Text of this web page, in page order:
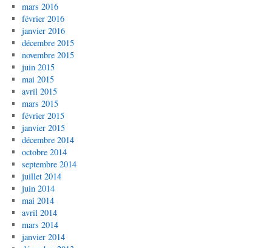
mars 2016
février 2016
janvier 2016
décembre 2015
novembre 2015
juin 2015
mai 2015
avril 2015
mars 2015
février 2015
janvier 2015
décembre 2014
octobre 2014
septembre 2014
juillet 2014
juin 2014
mai 2014
avril 2014
mars 2014
janvier 2014